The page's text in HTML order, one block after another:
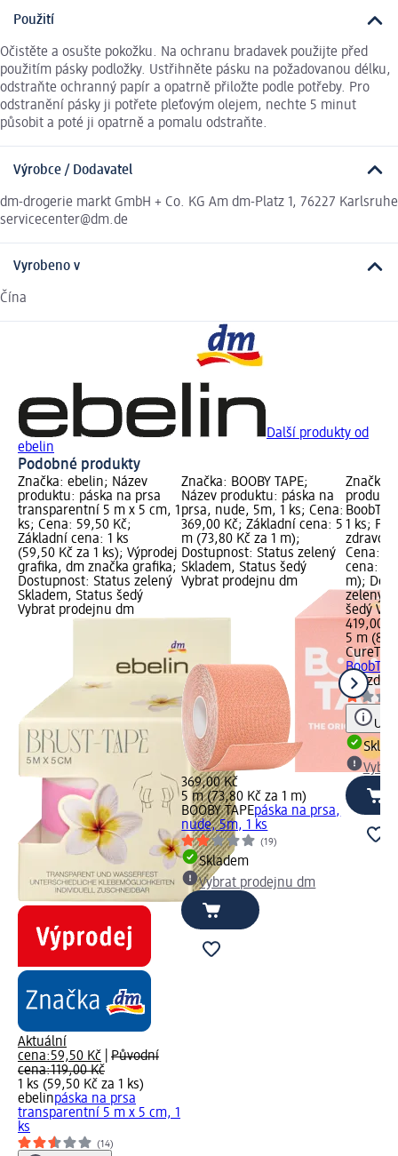
Použití
Očistěte a osušte pokožku. Na ochranu bradavek použijte před
použitím pásky podložky. Ustřihněte pásku na požadovanou délku,
odstraňte ochranný papír a opatrně přiložte podle potřeby. Pro
odstranění pásky ji potřete pleťovým olejem, nechte 5 minut
působit a poté ji opatrně a pomalu odstraňte.
Výrobce / Dodavatel
dm-drogerie markt GmbH + Co. KG Am dm-Platz 1, 76227 Karlsruhe
servicecenter@dm.de
Vyrobeno v
Čína
Další produkty od
ebelin
Podobné produkty
Značka: ebelin; Název
produktu: páska na prsa
transparentní 5 m x 5 cm, 1
ks; Cena: 59,50 Kč;
Základní cena: 1 ks
(59,50 Kč za 1 ks); Výprodej
grafika, dm značka grafika;
Dostupnost: Status zelený
Skladem, Status šedý
Vybrat prodejnu dm
Aktuální
cena:59,50 Kč
Původní
cena:119,00 Kč
1 ks (59,50 Kč za 1 ks)
ebelinpáska na prsa
transparentní 5 m x 5 cm, 1
ks
(14)
Značka: BOOBY TAPE;
Název produktu: páska na
prsa, nude, 5m, 1 ks; Cena:
369,00 Kč; Základní cena: 5
m (73,80 Kč za 1 m);
Dostupnost: Status zelený
Skladem, Status šedý
Vybrat prodejnu dm
369,00 Kč
5 m (73,80 Kč za 1 m)
BOOBY TAPEpáska na prsa,
nude, 5m, 1 ks
(19)
Skladem
Vybrat prodejnu dm
Značka:
1 ks;
Cena:
cena: 5
m);
zelený
šedý
419,00
5 m
1 ks